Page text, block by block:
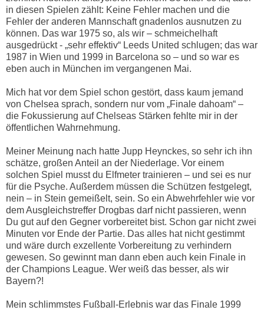
in diesen Spielen zählt: Keine Fehler machen und die
Fehler der anderen Mannschaft gnadenlos ausnutzen zu
können. Das war 1975 so, als wir – schmeichelhaft
ausgedrückt - „sehr effektiv“ Leeds United schlugen; das war
1987 in Wien und 1999 in Barcelona so – und so war es
eben auch in München im vergangenen Mai.
Mich hat vor dem Spiel schon gestört, dass kaum jemand
von Chelsea sprach, sondern nur vom „Finale dahoam“ –
die Fokussierung auf Chelseas Stärken fehlte mir in der
öffentlichen Wahrnehmung.
Meiner Meinung nach hatte Jupp Heynckes, so sehr ich ihn
schätze, großen Anteil an der Niederlage. Vor einem
solchen Spiel musst du Elfmeter trainieren – und sei es nur
für die Psyche. Außerdem müssen die Schützen festgelegt,
nein – in Stein gemeißelt, sein. So ein Abwehrfehler wie vor
dem Ausgleichstreffer Drogbas darf nicht passieren, wenn
Du gut auf den Gegner vorbereitet bist. Schon gar nicht zwei
Minuten vor Ende der Partie. Das alles hat nicht gestimmt
und wäre durch exzellente Vorbereitung zu verhindern
gewesen. So gewinnt man dann eben auch kein Finale in
der Champions League. Wer weiß das besser, als wir
Bayern?!
Mein schlimmstes Fußball-Erlebnis war das Finale 1999